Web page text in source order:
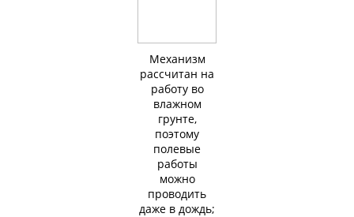
Механизм
рассчитан на
работу во
влажном
грунте,
поэтому
полевые
работы
можно
проводить
даже в дождь;